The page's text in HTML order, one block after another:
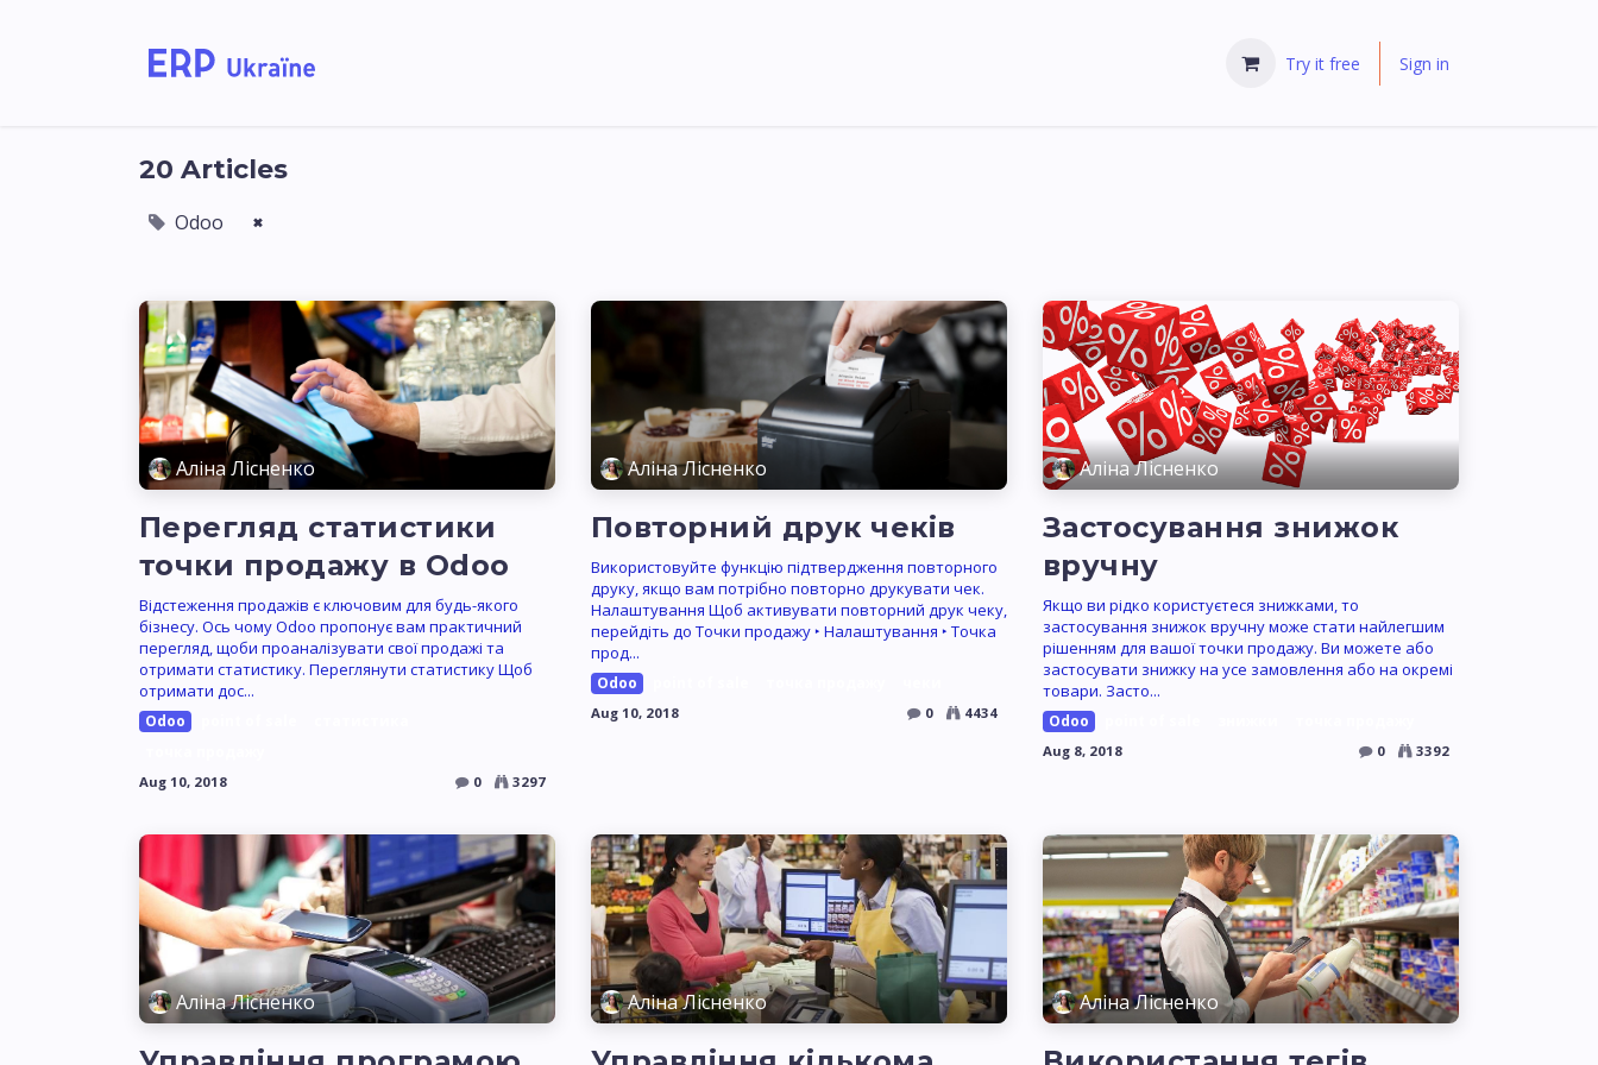
Try it free Sign in
20 Articles
Odoo ×
Аліна Лісненко
Перегляд статистики
точки продажу в Odoo
Відстеження продажів є ключовим для будь-якого
бізнесу. Ось чому Odoo пропонує вам практичний
перегляд, щоби проаналізувати свої продажі та
отримати статистику. Переглянути статистику Щоб
отримати дос...
Odoo
Aug 10, 2018 0 3297
Аліна Лісненко
Повторний друк чеків
Використовуйте функцію підтвердження повторного
друку, якщо вам потрібно повторно друкувати чек.
Налаштування Щоб активувати повторний друк чеку,
перейдіть до Точки продажу ‣ Налаштування ‣ Точка
прод...
Odoo
Aug 10, 2018 0 4434
Аліна Лісненко
Застосування знижок
вручну
Якщо ви рідко користуєтеся знижками, то
застосування знижок вручну може стати найлегшим
рішенням для вашої точки продажу. Ви можете або
застосувати знижку на усе замовлення або на окремі
товари. Засто...
Odoo
Aug 8, 2018 0 3392
Аліна Лісненко Аліна Лісненко Аліна Лісненко